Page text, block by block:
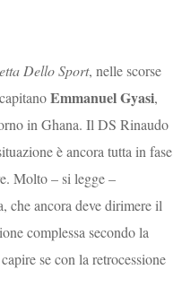
Dello Sport, nelle scorse
Emmanuel Gyasi,
in Ghana. Il DS Rinaudo
è ancora tutta in fase
Molto – si legge –
che ancora deve dirimere il
complessa secondo la
se con la retrocessione